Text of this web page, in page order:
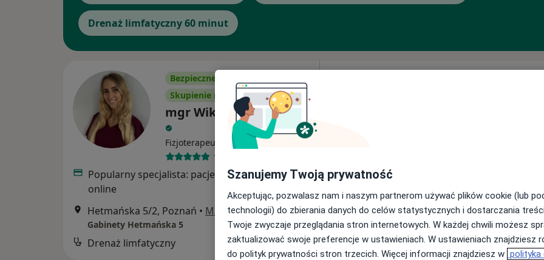
Drenaż limfatyczny 60 minut
Bezpieczne płatności
Skupienie na pacjencie
mgr Wiktoria Terzyjska
Fizjoterapeuta, Osteopata· Więcej
113 opinii
Popularny specjalista: pacjenci chętnie płacą
online
Hetmańska 5/2, Poznań • Mapa
Gabinety Hetmańska 5
Drenaż limfatyczny 180 zł
Szanujemy Twoją prywatność
Akceptując, pozwalasz nam i naszym partnerom używać plików cookie (lub
technologii) do zbierania danych do celów statystycznych i dostarczania
Twoje zwyczaje przeglądania stron internetowych. W każdej chwili możesz
zaktualizować swoje preferencje w ustawieniach. W ustawieniach znajdziesz
do polityk prywatności stron trzecich. Więcej informacji znajdziesz w polityka